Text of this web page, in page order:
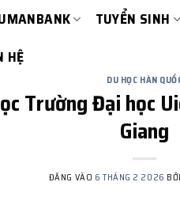
TUYỂN SINH
HỆ
DU HỌC HÀN
Trường Đại học
Giang
ĐĂNG VÀO 6 THÁNG 2 2026 BỞI